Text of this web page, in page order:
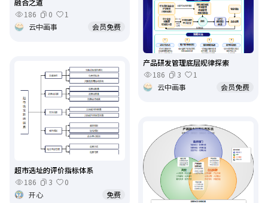
融合之道
186
0
1
云中画事
会员免费
产品研发管理底层规律探索
186
3
1
云中画事
会员免费
超市选址的评价指标体系
186
3
0
开心
免费